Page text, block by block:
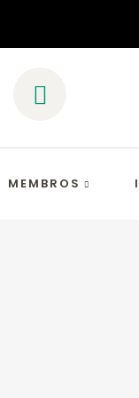
MEMBROS